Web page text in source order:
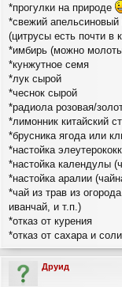
*прогулки на природе
*свежий
(цитрусы есть почти в
*имбирь (можно
*кунжутное семя
*лук сырой
*чеснок сырой
*радиола розовая/
*лимонник китайский
*брусника ягода или
*настойка
*настойка календулы
*настойка аралии
*чай из трав из
иванчай, и т.п.)
*отказ от курения
*отказ от сахара и соли
Друид